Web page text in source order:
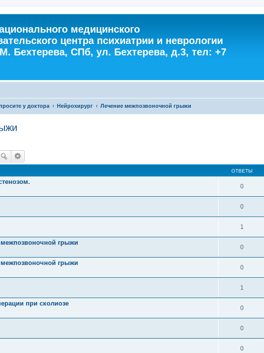
медицинского
центра психиатрии и неврологии
Бехтерева, СПб, ул. Бехтерева, д.3, тел: +7
у доктора Нейрохирург Лечение межпозвоночной грыжи
ОТВЕТЫ
0
0
1
грыжи
0
грыжи
0
1
при сколиозе
0
0
0